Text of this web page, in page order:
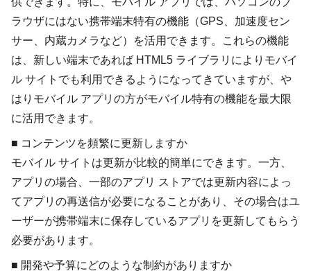
ラウザにはない携帯端末特有の機能（GPS、加速度セン
サー、内蔵カメラなど）を活用できます。これらの機能
は、新しい端末であれば HTML5 ライブラリによりモバイ
ル サイトでも利用できるようになってきていますが、や
はりモバイル アプリの方がモバイル特有の機能を最大限
に活用できます。
■ コンテンツを頻繁に更新しますか
モバイル サイトは更新が比較的簡単にできます。一方、
アプリの場合、一部のアプリ ストアでは更新内容によっ
てアプリの再送信が必要になることがあり、その場合はユ
ーザーが携帯端末に保存しているアプリを更新してもらう
必要があります。
■ 開発や予算にどのような制約がありますか